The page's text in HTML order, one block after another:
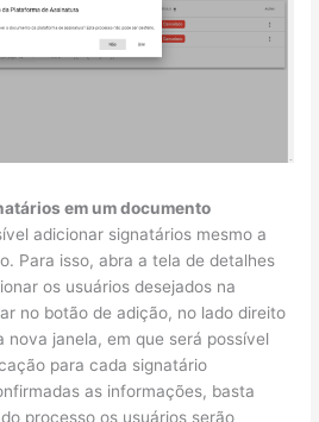
em um documento
adicionar signatários mesmo a
Para isso, abra a tela de detalhes
os usuários desejados na
no botão de adição, no lado direito
nova janela, em que será possível
para cada signatário
as informações, basta
processo os usuários serão